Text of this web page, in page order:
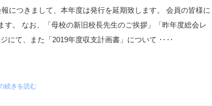
につきまして、本年度は発行を延期致します。 会員の皆様に
。 なお、「母校の新旧校長先生のご挨拶」「昨年度総会レ
にて、また「2019年度収支計画書」について ‥‥
続きを読む